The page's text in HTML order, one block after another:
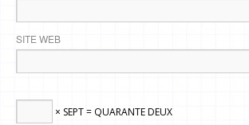
SITE WEB
× SEPT = QUARANTE DEUX